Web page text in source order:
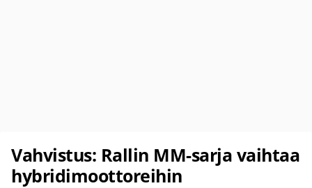
Vahvistus: Rallin MM-sarja vaihtaa
hybridimoottoreihin